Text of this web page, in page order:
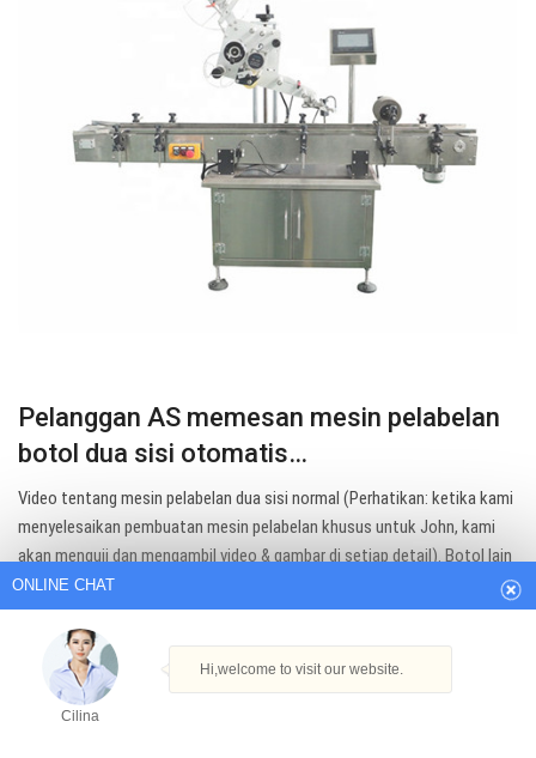
Pelanggan AS memesan mesin pelabelan
botol dua sisi otomatis…
Video tentang mesin pelabelan dua sisi normal (Perhatikan: ketika kami
menyelesaikan pembuatan mesin pelabelan khusus untuk John, kami
akan menguji dan mengambil video & gambar di setiap detail). Botol lain
untuk capping & labeling dibawa dari John.
Get Best Quote
Hi,welcome to visit our website.
Cilina